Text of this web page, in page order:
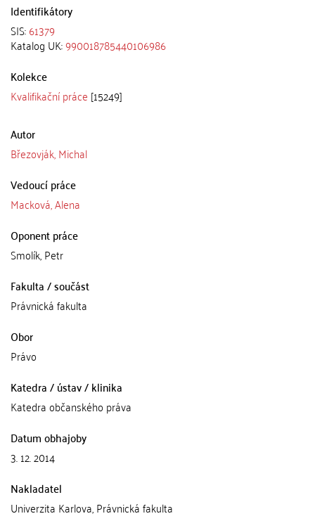
Identifikátory
SIS:61379
Katalog UK:990018785440106986
Kolekce
Kvalifikační práce [15249]
Autor
Březovják, Michal
Vedoucí práce
Macková, Alena
Oponent práce
Smolík, Petr
Fakulta / součást
Právnická fakulta
Obor
Právo
Katedra / ústav / klinika
Katedra občanského práva
Datum obhajoby
3. 12. 2014
Nakladatel
Univerzita Karlova, Právnická fakulta